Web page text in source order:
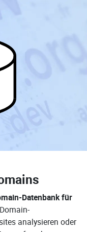
Datenbank für
analysieren oder